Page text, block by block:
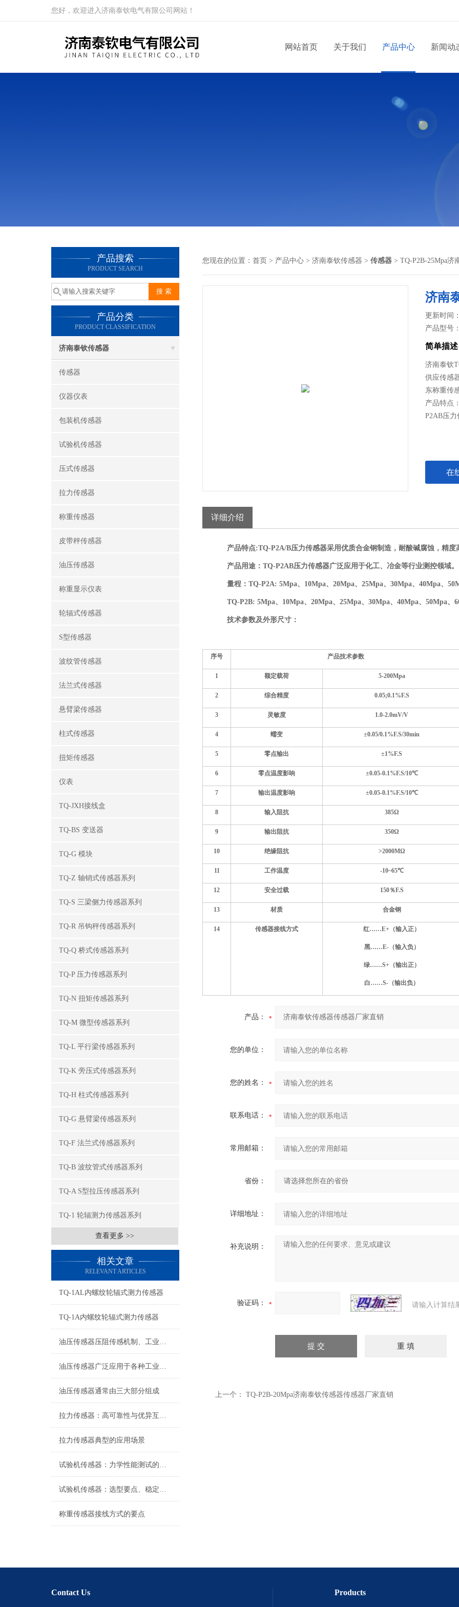
您好，欢迎进入济南泰钦电气有限公司网站！
网站首页 关于我们 产品中心 新闻动
产品搜索
PRODUCT SEARCH
产品分类
PRODUCT CLASSIFICATION
济南泰钦传感器
传感器
仪器仪表
包装机传感器
试验机传感器
压式传感器
拉力传感器
称重传感器
皮带秤传感器
油压传感器
称重显示仪表
轮辐式传感器
S型传感器
波纹管传感器
法兰式传感器
悬臂梁传感器
柱式传感器
扭矩传感器
仪表
TQ-JXH接线盒
TQ-BS 变送器
TQ-G 模块
TQ-Z 轴销式传感器系列
TQ-S 三梁侧力传感器系列
TQ-R 吊钩秤传感器系列
TQ-Q 桥式传感器系列
TQ-P 压力传感器系列
TQ-N 扭矩传感器系列
TQ-M 微型传感器系列
TQ-L 平行梁传感器系列
TQ-K 旁压式传感器系列
TQ-H 柱式传感器系列
TQ-G 悬臂梁传感器系列
TQ-F 法兰式传感器系列
TQ-B 波纹管式传感器系列
TQ-A S型拉压传感器系列
TQ-1 轮辐测力传感器系列
查看更多 >>
相关文章
RELEVANT ARTICLES
TQ-1AL内螺纹轮辐式测力传感器
TQ-1A内螺纹轮辐式测力传感器
油压传感器压阻传感机制、工业工况适配与标准化运维管理
油压传感器广泛应用于各种工业自控环境
油压传感器通常由三大部分组成
拉力传感器：高可靠性与优异互换性的技术解析
拉力传感器典型的应用场景
试验机传感器：力学性能测试的核心组件解析
试验机传感器：选型要点、稳定性及分类详解
称重传感器接线方式的要点
您现在的位置： 首页 > 产品中心 > 济南泰钦传感器 > 传感器 > TQ-P2B-25Mpa济
济南
更新时间
产品型号
简单描述
济南泰钦
供应传感
东称重传
产品特点
P2AB压力
在
详细介绍
产品特点:TQ-P2A/B压力传感器采用优质合金钢制造，耐酸碱腐蚀 ，精
产品用途： TQ-P2AB压力传感器广泛应用于化工、冶金等行业测控领域。
量程： TQ-P2A: 5Mpa、10Mpa、20Mpa、 25Mpa、 30Mpa、 40Mpa、
TQ-P2B: 5Mpa、10Mpa、20Mpa、 25Mpa、 30Mpa、 40Mpa、50Mpa、
技术参数及外形尺寸：
序号 产品技术参数
1 额定载荷 5-200Mpa
2 综合精度 0.05;0.1%F.S
3 灵敏度 1.0-2.0mV/V
4 蠕变 ±0.05/0.1%F.S/30min
5 零点输出 ±1%F.S
6 零点温度影响 ±0.05-0.1%F.S/10℃
7 输出温度影响 ±0.05-0.1%F.S/10℃
8 输入 阻抗 385Ω
9 输出阻抗 350Ω
10 绝缘阻抗 >2000MΩ
11 工作温度 -10~65℃
12 安全过载 150％F.S
13 材质 合金钢
14 传感器接线方式 红……E+（输入正）
黑……E-（输入负）
绿……S+（输出正）
白……S-（输出负）
产品：
您的单位：
您的姓名：
联系电话：
常用邮箱：
省份：
详细地址：
补充说明：
验证码： 请输入计算结
上一个： TQ-P2B-20Mpa济南泰钦传感器传感器厂家直销
Contact Us Products